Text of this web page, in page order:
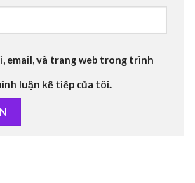
email, và trang web trong trình
luận kế tiếp của tôi.